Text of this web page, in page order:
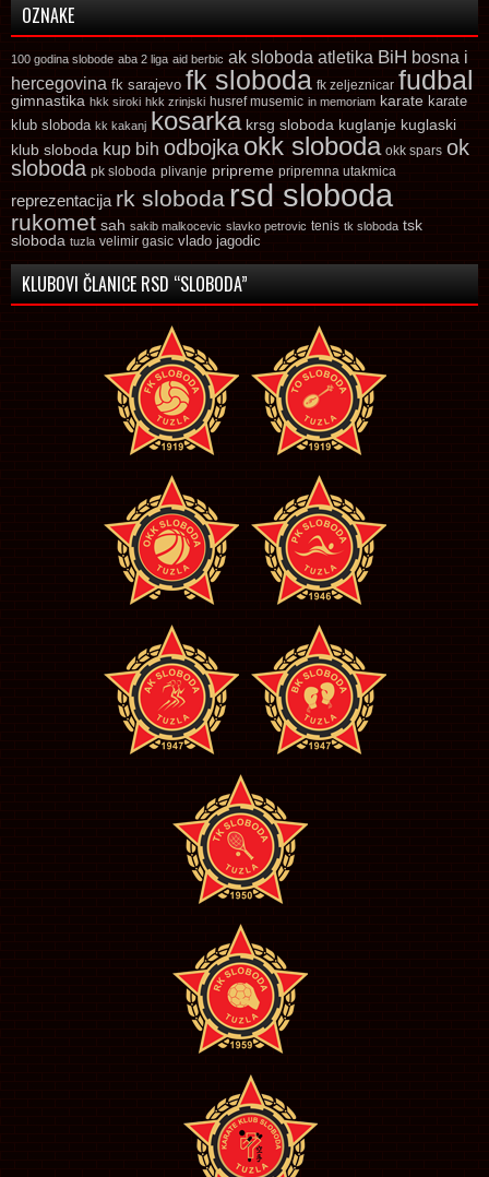
OZNAKE
100 godina slobode aba 2 liga aid berbic ak sloboda atletika BiH bosna i
hercegovina fk sarajevo fk sloboda fk zeljeznicar fudbal
gimnastika hkk siroki hkk zrinjski husref musemic in memoriam karate karate
klub sloboda kk kakanj kosarka krsg sloboda kuglanje kuglaski
klub sloboda kup bih odbojka okk sloboda okk spars ok
sloboda pk sloboda plivanje pripreme pripremna utakmica
reprezentacija rk sloboda rsd sloboda
rukomet sah sakib malkocevic slavko petrovic tenis tk sloboda tsk
sloboda tuzla velimir gasic vlado jagodic
KLUBOVI ČLANICE RSD “SLOBODA”